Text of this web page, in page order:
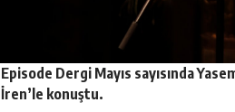
Episode Dergi Mayıs sayısında
İren’le konuştu.